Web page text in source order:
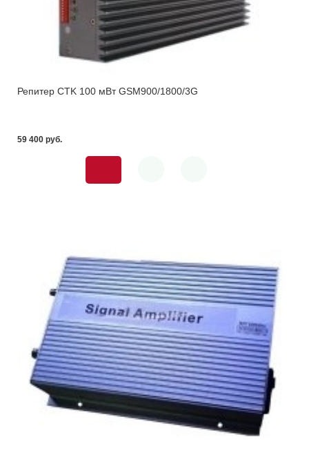
Репитер CTK 100 мВт GSM900/1800/3G
59 400 pуб.